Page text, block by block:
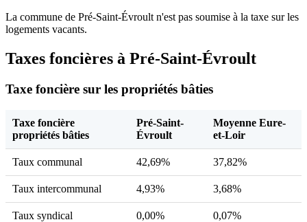
La commune de Pré-Saint-Évroult n'est pas soumise à la taxe sur les
logements vacants.
Taxes foncières à Pré-Saint-Évroult
Taxe foncière sur les propriétés bâties
Taxe foncière
propriétés bâties
Pré-Saint-
Évroult
Moyenne Eure-
et-Loir
Taux communal 42,69% 37,82%
Taux intercommunal 4,93% 3,68%
Taux syndical 0,00% 0,07%